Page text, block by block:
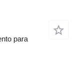
para